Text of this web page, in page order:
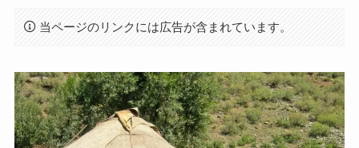
当ページのリンクには広告が含まれています。